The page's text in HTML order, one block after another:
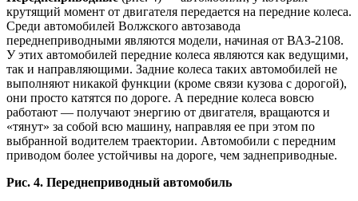
крутящий момент от двигателя передается на передние колеса.
Среди автомобилей Волжского автозавода
переднеприводными являются модели, начиная от ВАЗ-2108.
У этих автомобилей передние колеса являются как ведущими,
так и направляющими. Задние колеса таких автомобилей не
выполняют никакой функции (кроме связи кузова с дорогой),
они просто катятся по дороге. А передние колеса вовсю
работают — получают энергию от двигателя, вращаются и
«тянут» за собой всю машину, направляя ее при этом по
выбранной водителем траектории. Автомобили с передним
приводом более устойчивы на дороге, чем заднеприводные.
Рис. 4. Переднеприводный автомобиль